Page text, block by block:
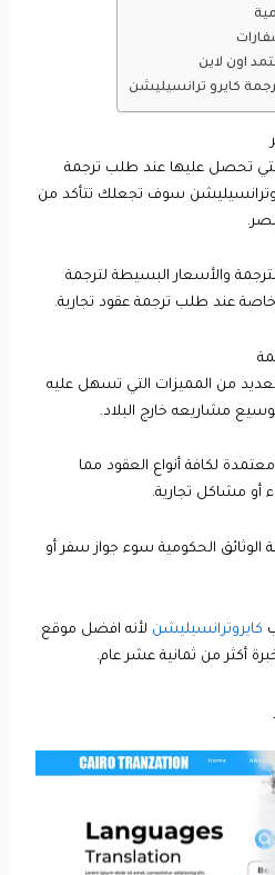
اون لاين
كايرو ترانسيليشن
تحصل عليها عند طلب ترجمة
سوف تجعلك تتأكد من
والأسعار البسيطة لترجمة
عند طلب ترجمة عقود تجارية.
من المميزات التي تسهل عليه
مشاريعه خارج البلاد.
لكافة أنواع العقود مما
مشاكل تجارية.
الوثائق الحكومية سوء جواز سفر أو
كايروترانسيليشن لأنه افضل موقع
أكثر من ثمانية عشر عام.